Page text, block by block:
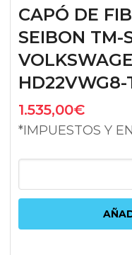
CAPÓ DE
SEIBON TM-
HD22VWG8-
1.535,00€
*IMPUESTOS Y
DE
DE